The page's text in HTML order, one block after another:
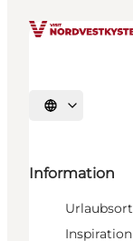
Sprache
Information
Inspiration